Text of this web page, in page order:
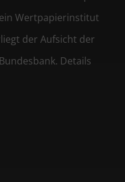
Wertpapierinstitut
der Aufsicht der
Details